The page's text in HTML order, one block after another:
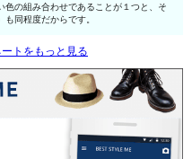
の組み合わせであることが１つと、そ
同程度だからです。
トをもっと見る